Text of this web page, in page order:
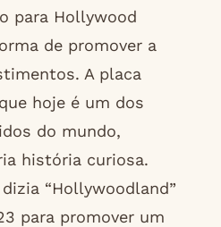
para Hollywood
de promover a
A placa
hoje é um dos
do mundo,
história curiosa.
“Hollywoodland”
para promover um